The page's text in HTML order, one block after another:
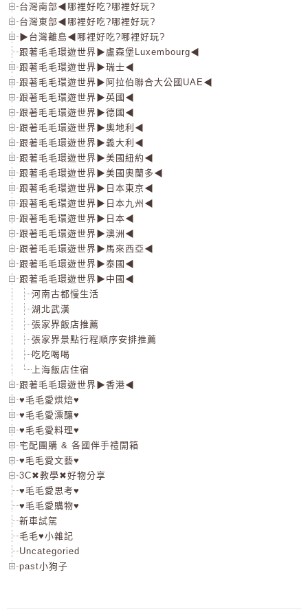
台灣南部◀哪裡好吃?哪裡好玩?
台灣東部◀哪裡好吃?哪裡好玩?
▶台灣離島◀哪裡好吃?哪裡好玩?
跟著毛毛環遊世界▶盧森堡Luxembourg◀
跟著毛毛環遊世界▶瑞士◀
跟著毛毛環遊世界▶阿拉伯聯合大公國UAE◀
跟著毛毛環遊世界▶英國◀
跟著毛毛環遊世界▶德國◀
跟著毛毛環遊世界▶奧地利◀
跟著毛毛環遊世界▶義大利◀
跟著毛毛環遊世界▶美國紐約◀
跟著毛毛環遊世界▶美國奧蘭多◀
跟著毛毛環遊世界▶日本東京◀
跟著毛毛環遊世界▶日本九州◀
跟著毛毛環遊世界▶日本◀
跟著毛毛環遊世界▶澳洲◀
跟著毛毛環遊世界▶馬來西亞◀
跟著毛毛環遊世界▶泰國◀
跟著毛毛環遊世界▶中國◀
河南古都慢生活
湖北武漢
張家界飯店推薦
張家界景點行程順序安排推薦
吃吃喝喝
上海飯店住宿
跟著毛毛環遊世界▶香港◀
♥毛毛愛烘焙♥
♥毛毛愛漂釀♥
♥毛毛愛料理♥
宅配團購 & 各國伴手禮開箱
♥毛毛愛文藝♥
3C✖教學✖好物分享
♥毛毛愛思考♥
♥毛毛愛購物♥
新車試駕
毛毛♥小雜記
Uncategoried
past小狗子